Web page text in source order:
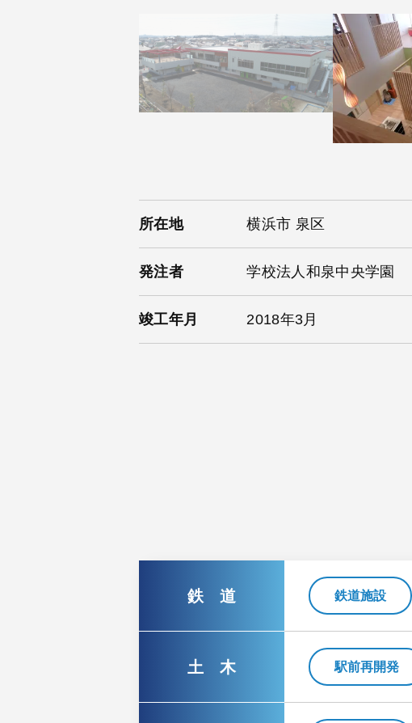
所在地 横浜市 泉区
発注者 学校法人和泉中央学園
竣工年月 2018年3月
鉄 道 鉄道施設
土 木 駅前再開発